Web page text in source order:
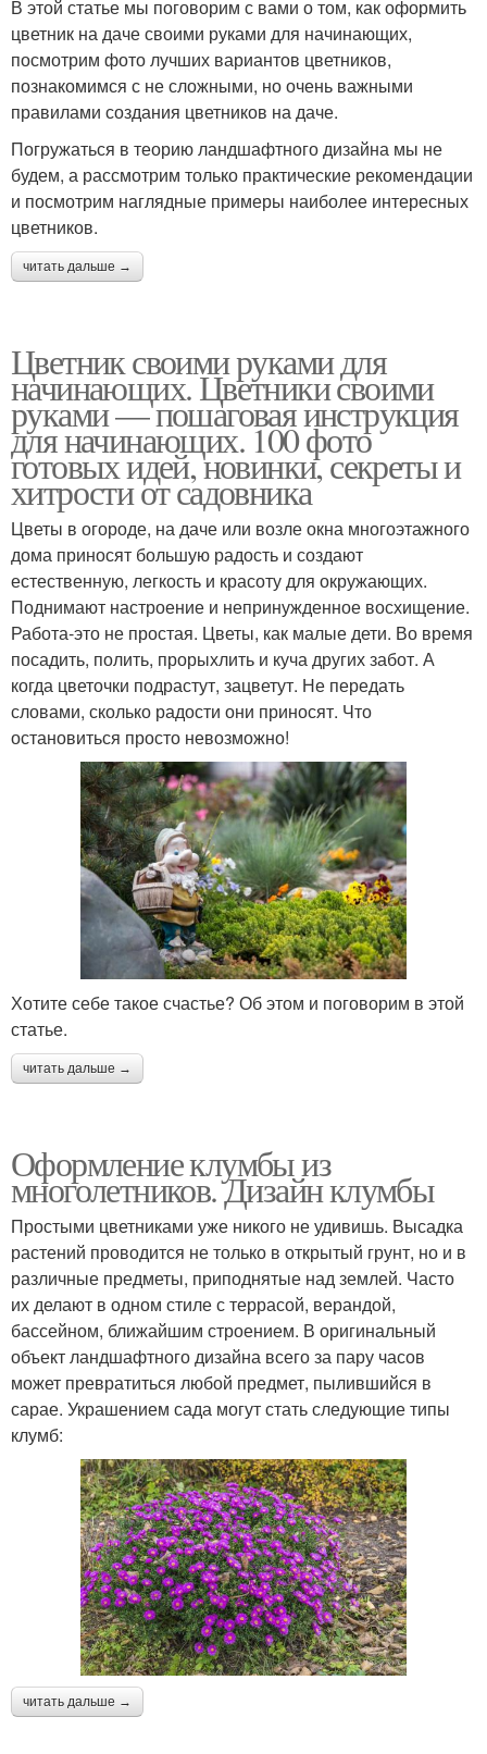
В этой статье мы поговорим с вами о том, как оформить
цветник на даче своими руками для начинающих,
посмотрим фото лучших вариантов цветников,
познакомимся с не сложными, но очень важными
правилами создания цветников на даче.
Погружаться в теорию ландшафтного дизайна мы не
будем, а рассмотрим только практические рекомендации
и посмотрим наглядные примеры наиболее интересных
цветников.
читать дальше →
Цветник своими руками для
начинающих. Цветники своими
руками — пошаговая инструкция
для начинающих. 100 фото
готовых идей, новинки, секреты и
хитрости от садовника
Цветы в огороде, на даче или возле окна многоэтажного
дома приносят большую радость и создают
естественную, легкость и красоту для окружающих.
Поднимают настроение и непринужденное восхищение.
Работа-это не простая. Цветы, как малые дети. Во время
посадить, полить, прорыхлить и куча других забот. А
когда цветочки подрастут, зацветут. Не передать
словами, сколько радости они приносят. Что
остановиться просто невозможно!
Хотите себе такое счастье? Об этом и поговорим в этой
статье.
читать дальше →
Оформление клумбы из
многолетников. Дизайн клумбы
Простыми цветниками уже никого не удивишь. Высадка
растений проводится не только в открытый грунт, но и в
различные предметы, приподнятые над землей. Часто
их делают в одном стиле с террасой, верандой,
бассейном, ближайшим строением. В оригинальный
объект ландшафтного дизайна всего за пару часов
может превратиться любой предмет, пылившийся в
сарае. Украшением сада могут стать следующие типы
клумб:
читать дальше →